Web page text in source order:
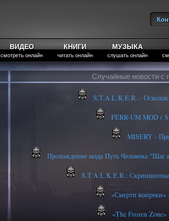
ВИДЕО
смотреть онлайн
КНИГИ
читать онлайн
МУЗЫКА
слушать онлайн
Случайные новости с
S.T.A.L.K.E.R. -
FERR-UM MOD (
MISERY -
Прохождение мода Путь Человека
S.T.A.L.K.E.R.:
«Смерти
«The Frozen